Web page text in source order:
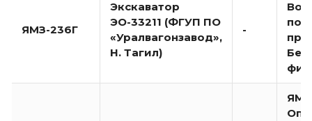
ЯМЗ-236Г
Экскаватор
ЭО-33211 (ФГУП ПО
«Уралвагонзавод»,
Н. Тагил)
-
Без